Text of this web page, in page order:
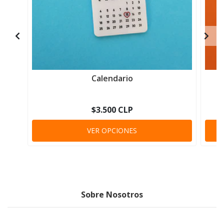
Calendario
$3.500 CLP
VER OPCIONES
Sobre Nosotros